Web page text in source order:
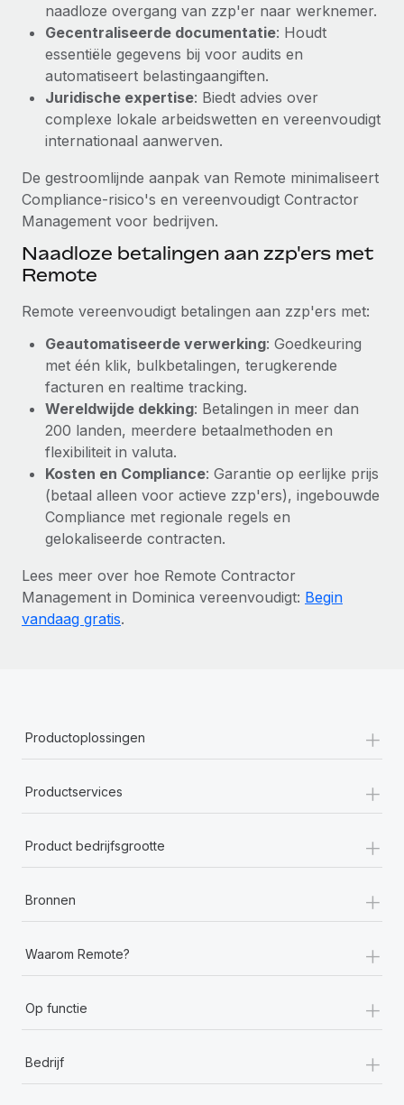
Het blijft de missie van Remote om alle soorten bedrijven
Meer informatie
Hoe Phiture 55 werknemers in 19 landen
Phiture, een toonaangevende leider in de wereldwijde
mobiele groeiadviessector, zet zich sinds 2016...
Meer informatie
naadloze overgang van zzp'er naar werknemer.
Gecentraliseerde documentatie: Houdt
essentiële gegevens bij voor audits en
automatiseert belastingaangiften.
Juridische expertise: Biedt advies over
complexe lokale arbeidswetten en vereenvoudigt
internationaal aanwerven.
De gestroomlijnde aanpak van Remote minimaliseert
Compliance-risico's en vereenvoudigt Contractor
Management voor bedrijven.
Naadloze betalingen aan zzp'ers met
Remote
Remote vereenvoudigt betalingen aan zzp'ers met:
Geautomatiseerde verwerking: Goedkeuring
met één klik, bulkbetalingen, terugkerende
facturen en realtime tracking.
Wereldwijde dekking: Betalingen in meer dan
200 landen, meerdere betaalmethoden en
flexibiliteit in valuta.
Kosten en Compliance: Garantie op eerlijke prijs
(betaal alleen voor actieve zzp'ers), ingebouwde
Compliance met regionale regels en
gelokaliseerde contracten.
Lees meer over hoe Remote Contractor
Management in Dominica vereenvoudigt: Begin
vandaag gratis.
Productoplossingen +
Productservices +
Product bedrijfsgrootte +
Bronnen +
Waarom Remote? +
Op functie +
Bedrijf
+